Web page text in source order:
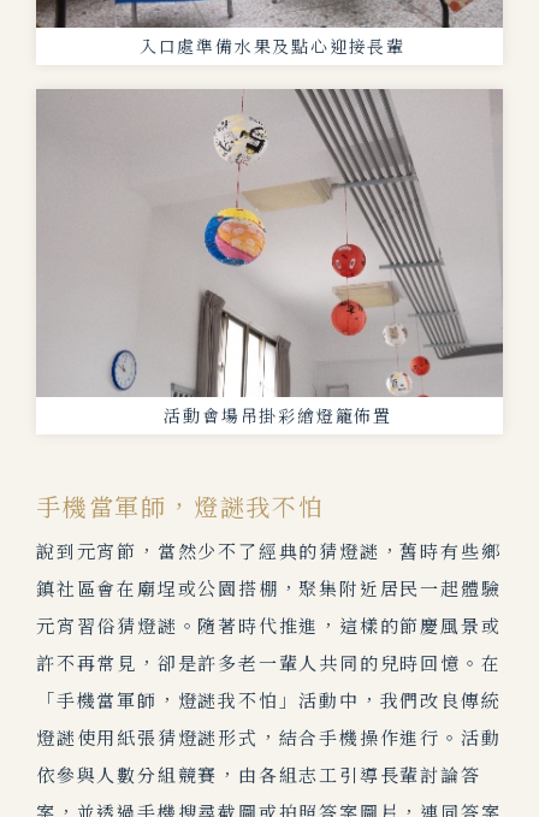
入口處準備水果及點心迎接長輩
活動會場吊掛彩繪燈籠佈置
手機當軍師，燈謎我不怕
說到元宵節，當然少不了經典的猜燈謎，舊時有些鄉
鎮社區會在廟埕或公園搭棚，聚集附近居民一起體驗
元宵習俗猜燈謎。隨著時代推進，這樣的節慶風景或
許不再常見，卻是許多老一輩人共同的兒時回憶。在
「手機當軍師，燈謎我不怕」活動中，我們改良傳統
燈謎使用紙張猜燈謎形式，結合手機操作進行。活動
依參與人數分組競賽，由各組志工引導長輩討論答